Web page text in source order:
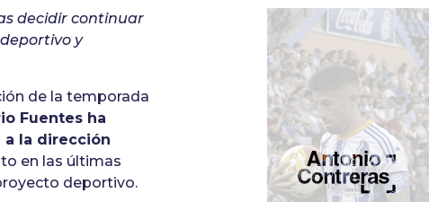
decidir continuar
y
de la temporada
Fuentes ha
a la dirección
en las últimas
deportivo.